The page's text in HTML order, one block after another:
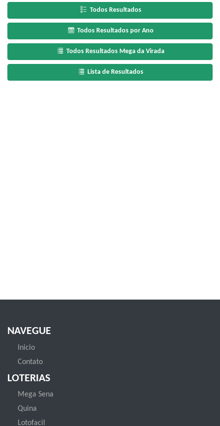
Todos Resultados
Todos Resultados por Ano
Todos Resultados Mega da Virada
Lista de Resultados
NAVEGUE
Inicio
Contato
LOTERIAS
Mega Sena
Quina
Lotofacil